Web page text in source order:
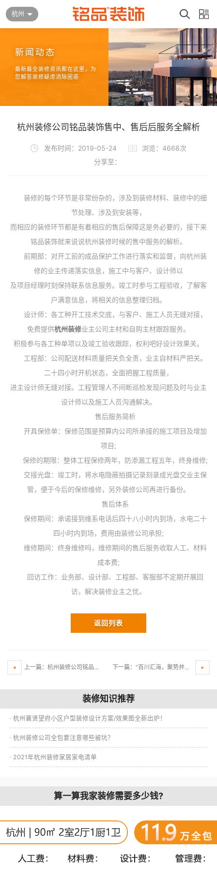
杭州
新闻动态
最新最全装修资讯都在这里，为
您解答装修疑虑消除困惑
杭州装修公司铭品装饰售中、售后后服务全解析
发布时间：2019-05-24
浏览：4668次
分享至：
装修的每个环节是非常纷杂的，涉及到装修材料、装修中的细
节处理、涉及到安装等，
而相应的装修环节都是有着相应的售后保障这是务必要的，接下来
铭品装饰就来说说杭州装修时候的售中服务的解析。
前期部：对开工前的成品保护工作进行落实和监督，向杭州装
修的业主传递落实信息，施工中与客户、设计师以
及项目经理时刻保持联系信息服务。竣工时参与工程验收，了解客
户满意信息，将相关的信息整理归档。
设计师：各工种开工技术交底，与客户、施工人员无缝对接，
免费提供杭州装修业主公司主材和自购主材跟踪服务。
积极参与各工种单项以及竣工验收跟踪，权利吧好设计效果关。
工程部：公司配送材料质量把关负全责，业主自材料严把关。
二十四小时开机状态，全面把握工程质量，
进主设计师无缝对接。工程管理人不间断巡检发现问题及时与业主
设计师以及施工人员沟通解决。
售后服务简析
开具保修单：保修范围是预算内公司所承接的施工项目及增加
项目;
保修的期限：整体工程保修两年，防渗漏工程五年，终身维修;
交接光盘：竣工时，将水电隐蔽拍摄记录刻录成光盘交业主保
管，便于今后的保修维修，另外装修公司再进行备份。
售后体系
保修期间：承诺接到维系电话后四十八小时内到场，水电二十
四小时内到场，费用由装修公司承担;
维修期间：终身维修吗，维修期间的售后服务收取人工、材料
成本费;
回访工作：业务部、设计部、工程部、客服部不定期开展回
访，解决装修业主之忧。
返回列表
上一篇：杭州装修公司铭品装饰 施工工艺 下一篇：“百川汇海，聚势并进“！铭品装饰2018年度年中管理工作会议圆满结束
装修知识推荐
· 杭州襄贤望府小区户型装修设计方案/效果图全新出炉！
· 杭州装修公司全包要注意哪些被坑？
· 2021年杭州装修家居家电清单
算一算我家装修需要多少钱?